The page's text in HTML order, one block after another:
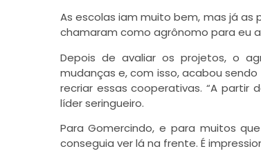
As escolas iam muito bem, mas já
chamaram como agrônomo para eu
Depois de avaliar os projetos, o
mudanças e, com isso, acabou
recriar essas cooperativas. “A
líder seringueiro.
Para Gomercindo, e para muitos
conseguia ver lá na frente. É